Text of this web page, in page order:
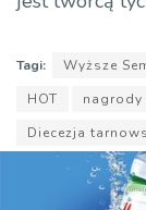
Tagi: Wyższe
HOT
Diecezja